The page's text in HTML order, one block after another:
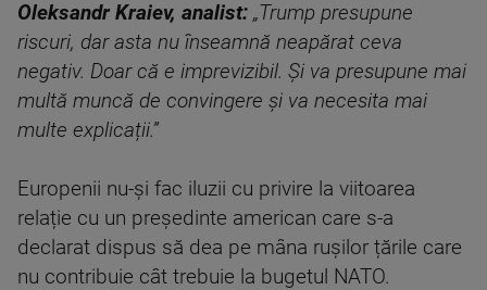
Oleksandr Kraiev, analist: „Trump presupune
riscuri, dar asta nu înseamnă neapărat ceva
negativ. Doar că e imprevizibil. Și va presupune mai
multă muncă de convingere și va necesita mai
multe explicații.”
Europenii nu-și fac iluzii cu privire la viitoarea
relație cu un președinte american care s-a
declarat dispus să dea pe mâna rușilor țările care
nu contribuie cât trebuie la bugetul NATO.